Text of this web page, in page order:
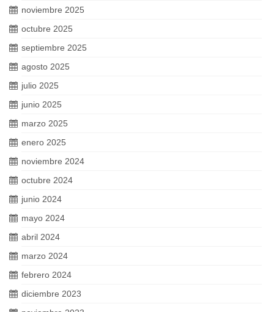
noviembre 2025
octubre 2025
septiembre 2025
agosto 2025
julio 2025
junio 2025
marzo 2025
enero 2025
noviembre 2024
octubre 2024
junio 2024
mayo 2024
abril 2024
marzo 2024
febrero 2024
diciembre 2023